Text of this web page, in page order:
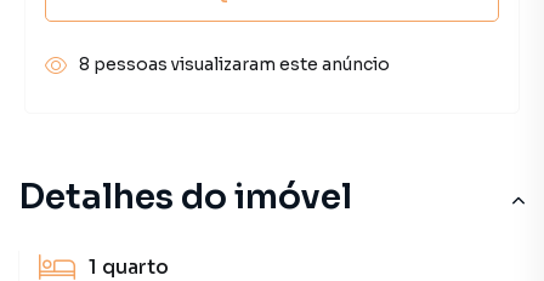
Detalhes do imóvel
1 quarto
8 pessoas visualizaram este anúncio